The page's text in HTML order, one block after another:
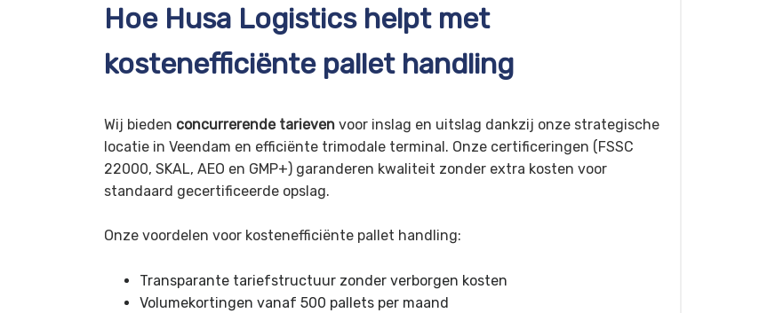
Hoe Husa Logistics helpt met
kostenefficiënte pallet handling
Wij bieden concurrerende tarieven voor inslag en uitslag dankzij onze strategische
locatie in Veendam en efficiënte trimodale terminal. Onze certificeringen (FSSC
22000, SKAL, AEO en GMP+) garanderen kwaliteit zonder extra kosten voor
standaard gecertificeerde opslag.
Onze voordelen voor kostenefficiënte pallet handling:
Transparante tariefstructuur zonder verborgen kosten
Volumekortingen vanaf 500 pallets per maand